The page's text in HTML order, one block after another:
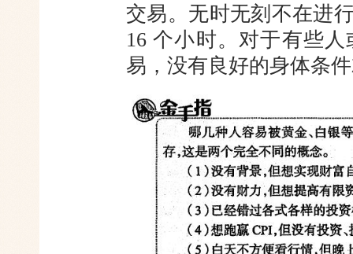
交易。无时无刻不在进
16 个小时。对于有些
易，没有良好的身体条